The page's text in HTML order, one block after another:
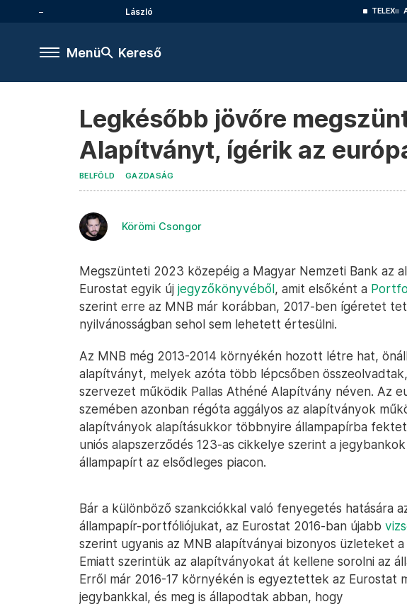
László TELEX
Menü Kereső
Legkésőbb jövőre
Alapítványt, ígérik az
BELFÖLD GAZDASÁG
Körömi Csongor
Megszünteti 2023 közepéig a Magyar Nemzeti Bank az
Eurostat egyik új jegyzőkönyvéből, amit elsőként a
szerint erre az MNB már korábban, 2017-ben ígéretet
nyilvánosságban sehol sem lehetett értesülni.
Az MNB még 2013-2014 környékén hozott létre hat,
alapítványt, melyek azóta több lépcsőben
szervezet működik Pallas Athéné Alapítvány néven. Az
szemében azonban régóta aggályos az alapítványok
alapítványok alapításukkor többnyire állampapírba
uniós alapszerződés 123-as cikkelye szerint a
állampapírt az elsődleges piacon.
Bár a különböző szankciókkal való fenyegetés hatására
állampapír-portfóliójukat, az Eurostat 2016-ban újabb
szerint ugyanis az MNB alapítványai bizonyos üzleteket
Emiatt szerintük az alapítványokat át kellene sorolni az
Erről már 2016-17 környékén is egyeztettek az Eurostat
jegybankkal, és meg is állapodtak abban, hogy